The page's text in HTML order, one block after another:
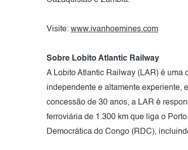
Visite: www.ivanhoemines.com
Sobre Lobito Atlantic Railway
A Lobito Atlantic Railway (LAR) é uma
independente e altamente experiente,
concessão de 30 anos, a LAR é
ferroviária de 1.300 km que liga o
Democrática do Congo (RDC),